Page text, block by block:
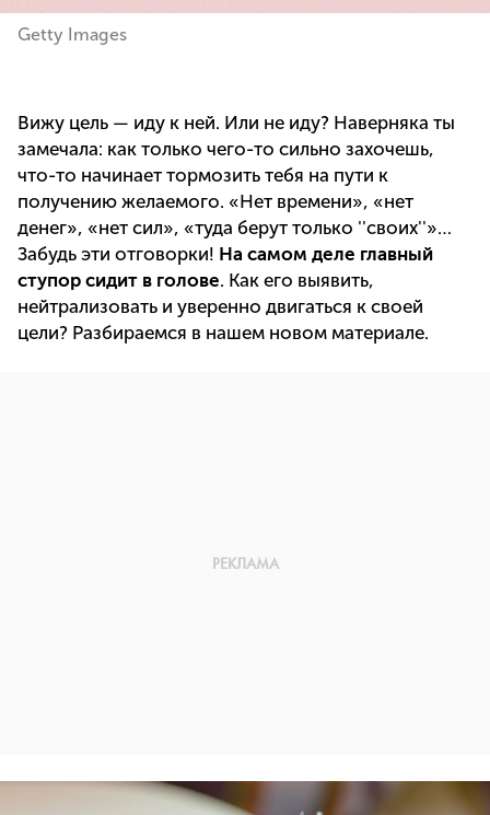
Getty Images
Вижу цель — иду к ней. Или не иду? Наверняка ты
замечала: как только чего-то сильно захочешь,
что-то начинает тормозить тебя на пути к
получению желаемого. «Нет времени», «нет
денег», «нет сил», «туда берут только ''своих''»…
Забудь эти отговорки! На самом деле главный
ступор сидит в голове. Как его выявить,
нейтрализовать и уверенно двигаться к своей
цели? Разбираемся в нашем новом материале.